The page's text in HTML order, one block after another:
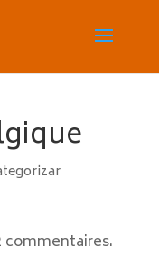
commentaires.